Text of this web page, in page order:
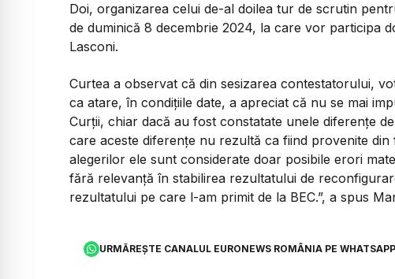
Doi, organizarea celui de-al doilea tur de scrutin
de duminică 8 decembrie 2024, la care vor participa
Lasconi.
Curtea a observat că din sesizarea contestatorului,
ca atare, în condițiile date, a apreciat că nu se mai
Curții, chiar dacă au fost constatate unele diferențe
care aceste diferențe nu rezultă ca fiind provenite
alegerilor ele sunt considerate doar posibile erori
fără relevanță în stabilirea rezultatului de
rezultatului pe care l-am primit de la BEC.”, a spus
URMĂREȘTE CANALUL EURONEWS ROMÂNIA PE